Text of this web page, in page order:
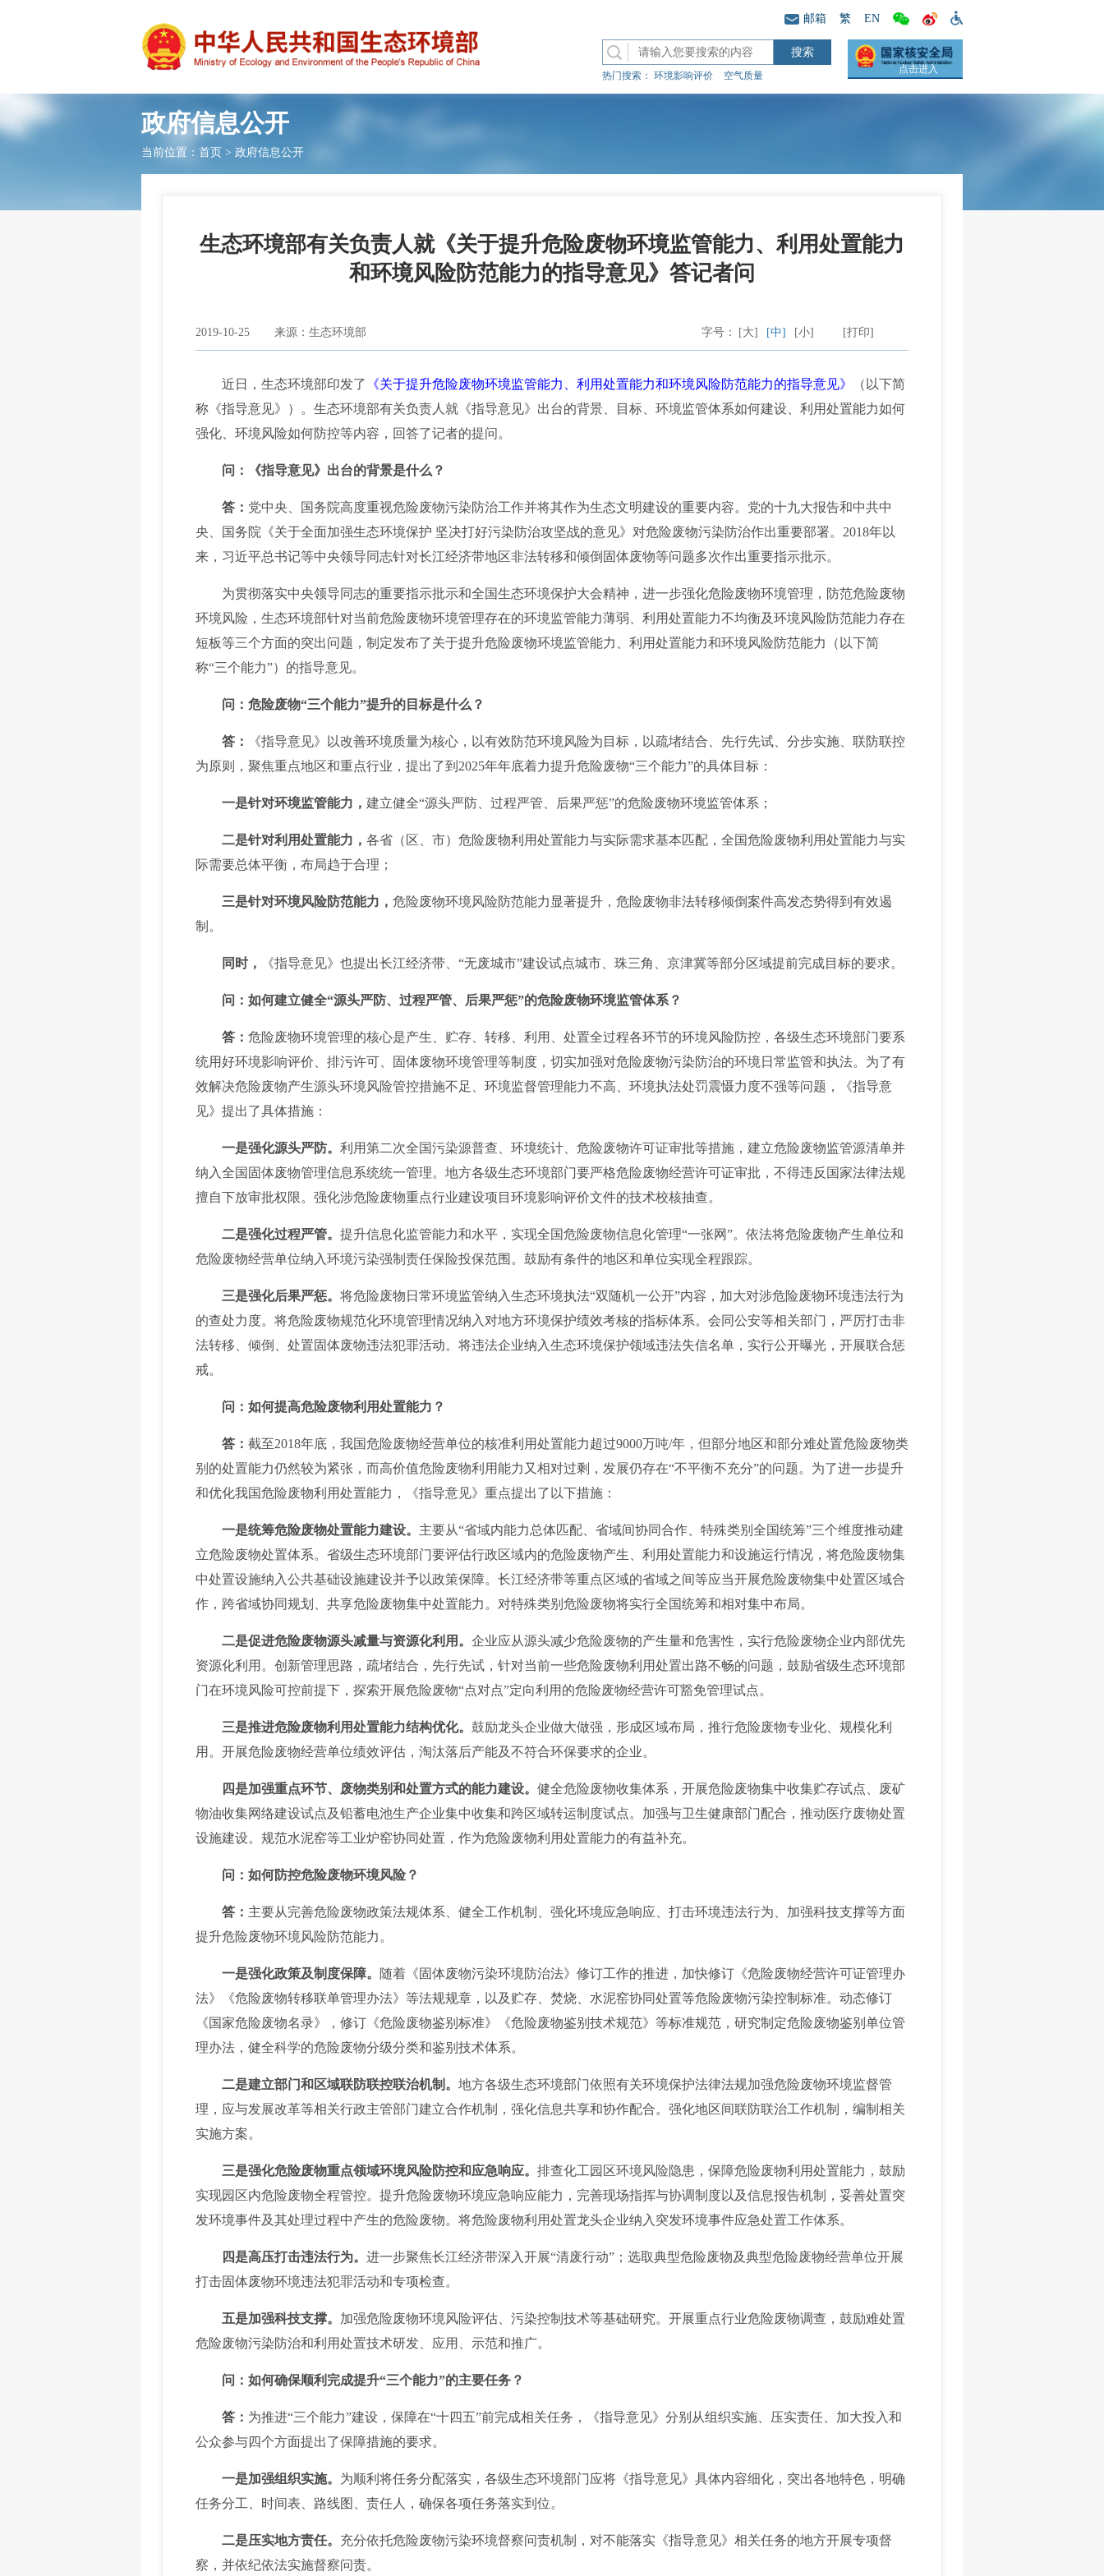
邮箱 繁 EN
热门搜索： 环境影响评价 空气质量
点击进入
政府信息公开
当前位置： 首页 > 政府信息公开
生态环境部有关负责人就《关于提升危险废物环境监管能力、利用处置能力
和环境风险防范能力的指导意见》答记者问
2019-10-25 来源：生态环境部 [打印]
字号： [大] [中] [小]
近日，生态环境部印发了 《关于提升危险废物环境监管能力、利用处置能力和环境风险防范能力的指导意见》
（以下简
称《指导意见》）。生态环境部有关负责人就《指导意见》出台的背景、目标、环境监管体系如何建设、利用处置能力如何
强化、环境风险如何防控等内容，回答了记者的提问。
问：《指导意见》出台的背景是什么？
答： 党中央、国务院高度重视危险废物污染防治工作并将其作为生态文明建设的重要内容。党的十九大报告和中共中
央、国务院《关于全面加强生态环境保护 坚决打好污染防治攻坚战的意见》对危险废物污染防治作出重要部署。2018年以
来，习近平总书记等中央领导同志针对长江经济带地区非法转移和倾倒固体废物等问题多次作出重要指示批示。
为贯彻落实中央领导同志的重要指示批示和全国生态环境保护大会精神，进一步强化危险废物环境管理，防范危险废物
环境风险，生态环境部针对当前危险废物环境管理存在的环境监管能力薄弱、利用处置能力不均衡及环境风险防范能力存在
短板等三个方面的突出问题，制定发布了关于提升危险废物环境监管能力、利用处置能力和环境风险防范能力（以下简
称“三个能力”）的指导意见。
问：危险废物“三个能力”提升的目标是什么？
答：
《指导意见》以改善环境质量为核心，以有效防范环境风险为目标，以疏堵结合、先行先试、分步实施、联防联控
为原则，聚焦重点地区和重点行业，提出了到2025年年底着力提升危险废物“三个能力”的具体目标：
一是针对环境监管能力， 建立健全“源头严防、过程严管、后果严惩”的危险废物环境监管体系；
二是针对利用处置能力， 各省（区、市）危险废物利用处置能力与实际需求基本匹配，全国危险废物利用处置能力与实
际需要总体平衡，布局趋于合理；
三是针对环境风险防范能力， 危险废物环境风险防范能力显著提升，危险废物非法转移倾倒案件高发态势得到有效遏
制。
同时， 《指导意见》也提出长江经济带、“无废城市”建设试点城市、珠三角、京津冀等部分区域提前完成目标的要求。
问：如何建立健全“源头严防、过程严管、后果严惩”的危险废物环境监管体系？
答： 危险废物环境管理的核心是产生、贮存、转移、利用、处置全过程各环节的环境风险防控，各级生态环境部门要系
统用好环境影响评价、排污许可、固体废物环境管理等制度，切实加强对危险废物污染防治的环境日常监管和执法。为了有
效解决危险废物产生源头环境风险管控措施不足、环境监督管理能力不高、环境执法处罚震慑力度不强等问题，《指导意
见》提出了具体措施：
一是强化源头严防。 利用第二次全国污染源普查、环境统计、危险废物许可证审批等措施，建立危险废物监管源清单并
纳入全国固体废物管理信息系统统一管理。地方各级生态环境部门要严格危险废物经营许可证审批，不得违反国家法律法规
擅自下放审批权限。强化涉危险废物重点行业建设项目环境影响评价文件的技术校核抽查。
二是强化过程严管。 提升信息化监管能力和水平，实现全国危险废物信息化管理“一张网”。依法将危险废物产生单位和
危险废物经营单位纳入环境污染强制责任保险投保范围。鼓励有条件的地区和单位实现全程跟踪。
三是强化后果严惩。 将危险废物日常环境监管纳入生态环境执法“双随机一公开”内容，加大对涉危险废物环境违法行为
的查处力度。将危险废物规范化环境管理情况纳入对地方环境保护绩效考核的指标体系。会同公安等相关部门，严厉打击非
法转移、倾倒、处置固体废物违法犯罪活动。将违法企业纳入生态环境保护领域违法失信名单，实行公开曝光，开展联合惩
戒。
问：如何提高危险废物利用处置能力？
答： 截至2018年底，我国危险废物经营单位的核准利用处置能力超过9000万吨/年，但部分地区和部分难处置危险废物类
别的处置能力仍然较为紧张，而高价值危险废物利用能力又相对过剩，发展仍存在“不平衡不充分”的问题。为了进一步提升
和优化我国危险废物利用处置能力，《指导意见》重点提出了以下措施：
一是统筹危险废物处置能力建设。 主要从“省域内能力总体匹配、省域间协同合作、特殊类别全国统筹”三个维度推动建
立危险废物处置体系。省级生态环境部门要评估行政区域内的危险废物产生、利用处置能力和设施运行情况，将危险废物集
中处置设施纳入公共基础设施建设并予以政策保障。长江经济带等重点区域的省域之间等应当开展危险废物集中处置区域合
作，跨省域协同规划、共享危险废物集中处置能力。对特殊类别危险废物将实行全国统筹和相对集中布局。
二是促进危险废物源头减量与资源化利用。 企业应从源头减少危险废物的产生量和危害性，实行危险废物企业内部优先
资源化利用。创新管理思路，疏堵结合，先行先试，针对当前一些危险废物利用处置出路不畅的问题，鼓励省级生态环境部
门在环境风险可控前提下，探索开展危险废物“点对点”定向利用的危险废物经营许可豁免管理试点。
三是推进危险废物利用处置能力结构优化。 鼓励龙头企业做大做强，形成区域布局，推行危险废物专业化、规模化利
用。开展危险废物经营单位绩效评估，淘汰落后产能及不符合环保要求的企业。
四是加强重点环节、废物类别和处置方式的能力建设。 健全危险废物收集体系，开展危险废物集中收集贮存试点、废矿
物油收集网络建设试点及铅蓄电池生产企业集中收集和跨区域转运制度试点。加强与卫生健康部门配合，推动医疗废物处置
设施建设。规范水泥窑等工业炉窑协同处置，作为危险废物利用处置能力的有益补充。
问：如何防控危险废物环境风险？
答： 主要从完善危险废物政策法规体系、健全工作机制、强化环境应急响应、打击环境违法行为、加强科技支撑等方面
提升危险废物环境风险防范能力。
一是强化政策及制度保障。
随着《固体废物污染环境防治法》修订工作的推进，加快修订《危险废物经营许可证管理办
法》《危险废物转移联单管理办法》等法规规章，以及贮存、焚烧、水泥窑协同处置等危险废物污染控制标准。动态修订
《国家危险废物名录》，修订《危险废物鉴别标准》《危险废物鉴别技术规范》等标准规范，研究制定危险废物鉴别单位管
理办法，健全科学的危险废物分级分类和鉴别技术体系。
二是建立部门和区域联防联控联治机制。 地方各级生态环境部门依照有关环境保护法律法规加强危险废物环境监督管
理，应与发展改革等相关行政主管部门建立合作机制，强化信息共享和协作配合。强化地区间联防联治工作机制，编制相关
实施方案。
三是强化危险废物重点领域环境风险防控和应急响应。 排查化工园区环境风险隐患，保障危险废物利用处置能力，鼓励
实现园区内危险废物全程管控。提升危险废物环境应急响应能力，完善现场指挥与协调制度以及信息报告机制，妥善处置突
发环境事件及其处理过程中产生的危险废物。将危险废物利用处置龙头企业纳入突发环境事件应急处置工作体系。
四是高压打击违法行为。 进一步聚焦长江经济带深入开展“清废行动”；选取典型危险废物及典型危险废物经营单位开展
打击固体废物环境违法犯罪活动和专项检查。
五是加强科技支撑。 加强危险废物环境风险评估、污染控制技术等基础研究。开展重点行业危险废物调查，鼓励难处置
危险废物污染防治和利用处置技术研发、应用、示范和推广。
问：如何确保顺利完成提升“三个能力”的主要任务？
答： 为推进“三个能力”建设，保障在“十四五”前完成相关任务，《指导意见》分别从组织实施、压实责任、加大投入和
公众参与四个方面提出了保障措施的要求。
一是加强组织实施。 为顺利将任务分配落实，各级生态环境部门应将《指导意见》具体内容细化，突出各地特色，明确
任务分工、时间表、路线图、责任人，确保各项任务落实到位。
二是压实地方责任。 充分依托危险废物污染环境督察问责机制，对不能落实《指导意见》相关任务的地方开展专项督
察，并依纪依法实施督察问责。